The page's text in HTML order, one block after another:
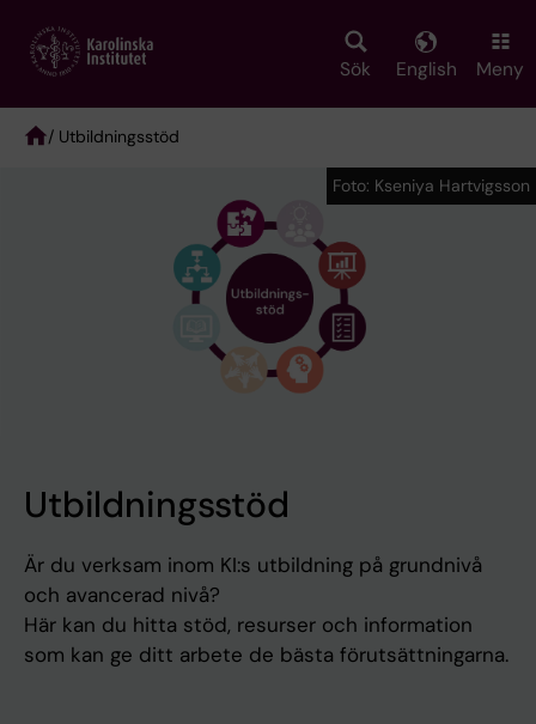
main
Sök English Meny
/ Utbildningsstöd
Utbildningsstöd
Är du verksam inom KI:s utbildning på grundnivå
och avancerad nivå?
Här kan du hitta stöd, resurser och information
som kan ge ditt arbete de bästa förutsättningarna.
Foto: Kseniya Hartvigsson
Foto: Kseniya Hartvigsson